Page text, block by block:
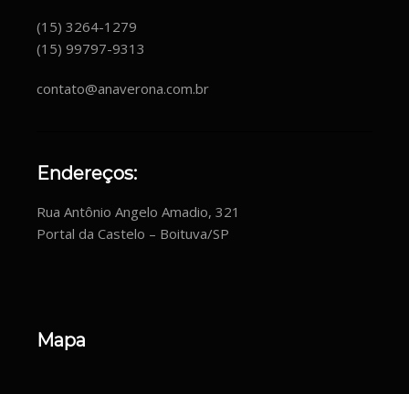
(15) 3264-1279
(15) 99797-9313
contato@anaverona.com.br
Endereços:
Rua Antônio Angelo Amadio, 321
Portal da Castelo – Boituva/SP
Mapa